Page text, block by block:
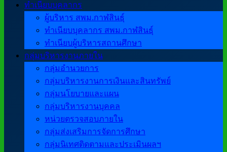
ทำเนียบบุคลากร
ผู้บริหาร สพม.กาฬสินธุ์
ทำเนียบบุคลากร สพม.กาฬสินธุ์
ทำเนียบผู้บริหารสถานศึกษา
กลุ่มบริหารงานภายใน
กลุ่มอำนวยการ
กลุ่มบริหารงานการเงินและสินทรัพย์
กลุ่มนโยบายและแผน
กลุ่มบริหารงานบุคคล
หน่วยตรวจสอบภายใน
กลุ่มส่งเสริมการจัดการศึกษา
กลุ่มนิเทศติดตามและประเมินผลฯ